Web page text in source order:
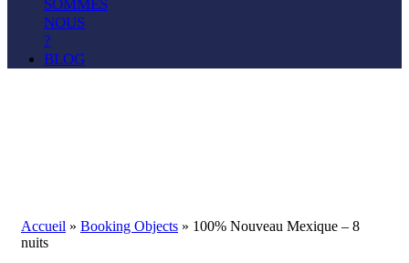
SOMMES
NOUS
?
BLOG
Accueil » Booking Objects » 100% Nouveau Mexique – 8
nuits